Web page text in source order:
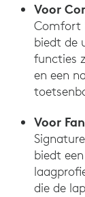
Voor
Comfort
biedt de
functies
en een
Voor
biedt
die de